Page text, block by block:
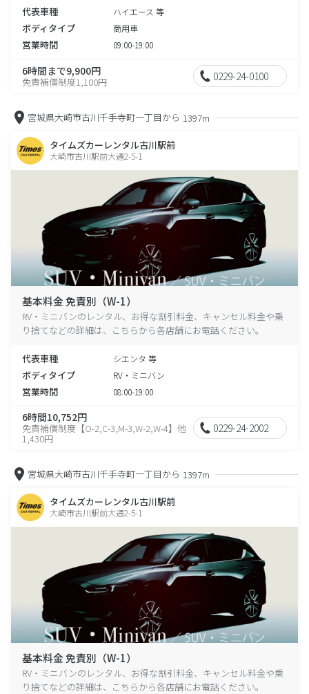
代表車種 ハイエース 等
ボディタイプ 商用車
営業時間 09:00-19:00
6時間まで9,900円
免責補償制度1,100円 0229-24-0100
宮城県大崎市古川千手寺町一丁目から 1397m
タイムズカーレンタル古川駅前
大崎市古川駅前大通2-5-1
基本料金 免責別（W-1）
RV・ミニバンのレンタル、お得な割引料金、キャンセル料金や乗
り捨てなどの詳細は、こちらから各店舗にお電話ください。
代表車種 シエンタ 等
ボディタイプ RV・ミニバン
営業時間 08:00-19:00
6時間10,752円
免責補償制度【O-2,C-3,M-3,W-2,W-4】他
1,430円
0229-24-2002
宮城県大崎市古川千手寺町一丁目から 1397m
タイムズカーレンタル古川駅前
大崎市古川駅前大通2-5-1
基本料金 免責別（W-1）
RV・ミニバンのレンタル、お得な割引料金、キャンセル料金や乗
り捨てなどの詳細は、こちらから各店舗にお電話ください。